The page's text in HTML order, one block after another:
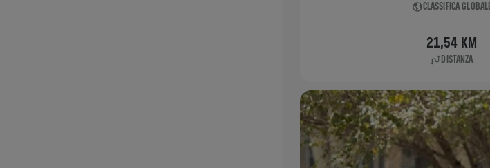
CLASSIFICA
21,54 KM
DISTANZA